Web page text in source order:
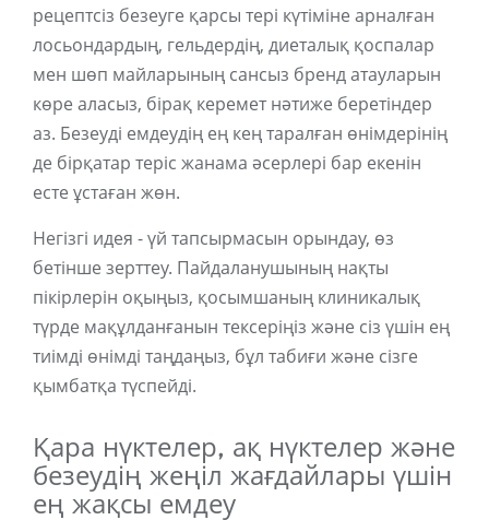
рецептсіз безеуге қарсы тері күтіміне арналған
лосьондардың, гельдердің, диеталық қоспалар
мен шөп майларының сансыз бренд атауларын
көре аласыз, бірақ керемет нәтиже беретіндер
аз. Безеуді емдеудің ең кең таралған өнімдерінің
де бірқатар теріс жанама әсерлері бар екенін
есте ұстаған жөн.
Негізгі идея - үй тапсырмасын орындау, өз
бетінше зерттеу. Пайдаланушының нақты
пікірлерін оқыңыз, қосымшаның клиникалық
түрде мақұлданғанын тексеріңіз және сіз үшін ең
тиімді өнімді таңдаңыз, бұл табиғи және сізге
қымбатқа түспейді.
Қара нүктелер, ақ нүктелер және
безеудің жеңіл жағдайлары үшін
ең жақсы емдеу